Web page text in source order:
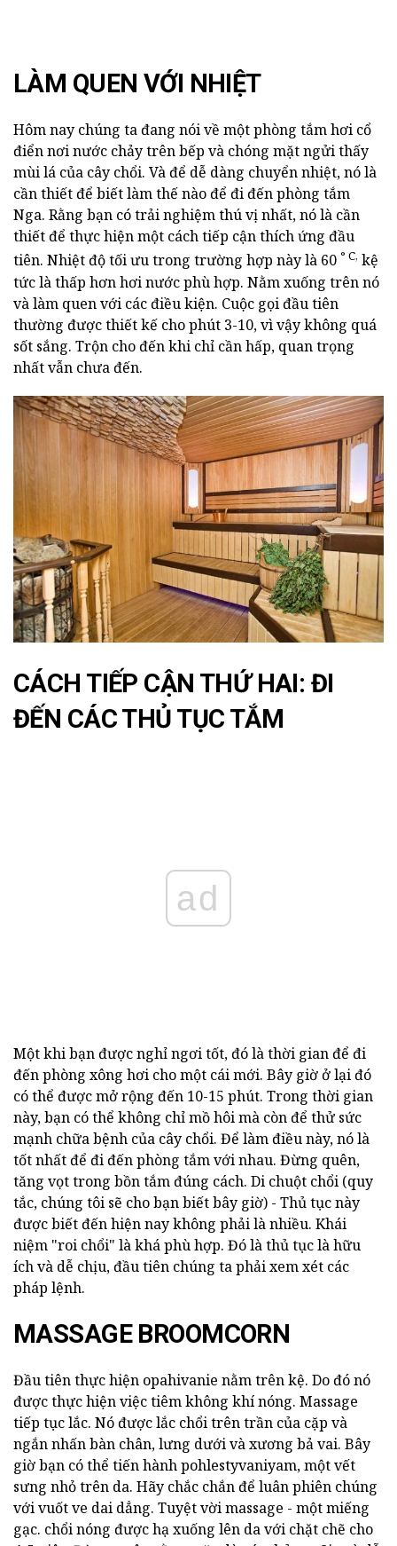
LÀM QUEN VỚI NHIỆT
Hôm nay chúng ta đang nói về một phòng tắm hơi cổ
điển nơi nước chảy trên bếp và chóng mặt ngửi thấy
mùi lá của cây chổi. Và để dễ dàng chuyển nhiệt, nó là
cần thiết để biết làm thế nào để đi đến phòng tắm
Nga. Rằng bạn có trải nghiệm thú vị nhất, nó là cần
thiết để thực hiện một cách tiếp cận thích ứng đầu
tiên. Nhiệt độ tối ưu trong trường hợp này là 60 ° C, kệ
tức là thấp hơn hơi nước phù hợp. Nằm xuống trên nó
và làm quen với các điều kiện. Cuộc gọi đầu tiên
thường được thiết kế cho phút 3-10, vì vậy không quá
sốt sắng. Trộn cho đến khi chỉ cần hấp, quan trọng
nhất vẫn chưa đến.
CÁCH TIẾP CẬN THỨ HAI: ĐI
ĐẾN CÁC THỦ TỤC TẮM
ad
Một khi bạn được nghỉ ngơi tốt, đó là thời gian để đi
đến phòng xông hơi cho một cái mới. Bây giờ ở lại đó
có thể được mở rộng đến 10-15 phút. Trong thời gian
này, bạn có thể không chỉ mồ hôi mà còn để thử sức
mạnh chữa bệnh của cây chổi. Để làm điều này, nó là
tốt nhất để đi đến phòng tắm với nhau. Đừng quên,
tăng vọt trong bồn tắm đúng cách. Di chuột chổi (quy
tắc, chúng tôi sẽ cho bạn biết bây giờ) - Thủ tục này
được biết đến hiện nay không phải là nhiều. Khái
niệm "roi chổi" là khá phù hợp. Đó là thủ tục là hữu
ích và dễ chịu, đầu tiên chúng ta phải xem xét các
pháp lệnh.
MASSAGE BROOMCORN
Đầu tiên thực hiện opahivanie nằm trên kệ. Do đó nó
được thực hiện việc tiêm không khí nóng. Massage
tiếp tục lắc. Nó được lắc chổi trên trần của cặp và
ngắn nhấn bàn chân, lưng dưới và xương bả vai. Bây
giờ bạn có thể tiến hành pohlestyvaniyam, một vết
sưng nhỏ trên da. Hãy chắc chắn để luân phiên chúng
với vuốt ve dai dẳng. Tuyệt vời massage - một miếng
gạc. chổi nóng được hạ xuống lên da với chặt chẽ cho